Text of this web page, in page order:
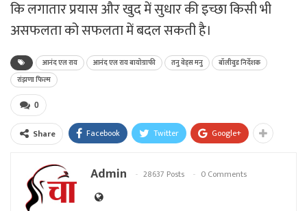
कि लगातार प्रयास और खुद में सुधार की इच्छा किसी भी
असफलता को सफलता में बदल सकती है।
आनंद एल राय आनंद एल राय बायोग्राफी तनु वेड्स मनु
बॉलीवुड निर्देशक
रांझणा फिल्म
0
Share Facebook Twitter Google+
Admin 28637 Posts 0 Comments